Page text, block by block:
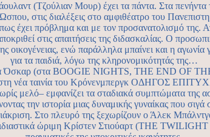
Μουρ) έχει τα πάντα. Στα πενήντα
στις διαλέξεις στο αμφιθέατρο του
έχει πρόβλημα και με τον προσανατολισμό της.
στις απαιτήσεις της διδασκαλίας. Ο
οικογένειας, ενώ παράλληλα μπαίνει και η
για τα παιδιά, λόγω της κληρονομικότητάς της…
Όσκαρ (στα BOOGIE NIGHTS, THE END OF
νέα ταινία του Κρόνενμπεργκ ΟΔΗΓΟΣ
μελό– εμφανίζει τα σταδιακά συμπτώματα της
την ιστορία μιας δυναμικής γυναίκας που
Στο πλευρό της ξεχωρίζουν ο Άλεκ
ώριμη Κρίστεν Στιούαρτ (THE TWILIGHT